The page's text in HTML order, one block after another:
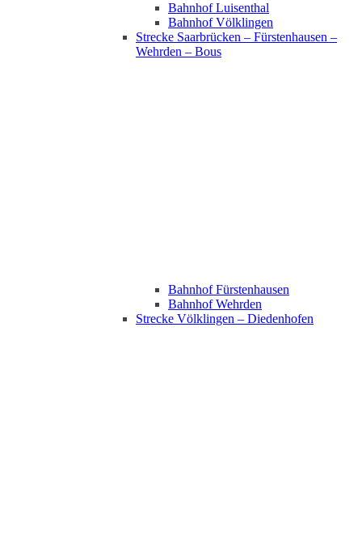
Bahnhof Luisenthal
Bahnhof Völklingen
Strecke Saarbrücken – Fürstenhausen –
Wehrden – Bous
Bahnhof Fürstenhausen
Bahnhof Wehrden
Strecke Völklingen – Diedenhofen